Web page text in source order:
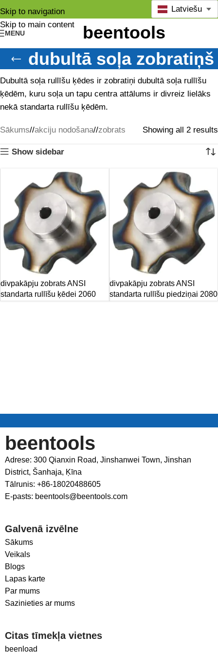
Skip to navigation
Skip to main content
MENU
Latviešu
dubultā soļa zobratiņš
Dubultā soļa rullīšu ķēdes ir zobratiņi dubultā soļa rullīšu
ķēdēm, kuru soļa un tapu centra attālums ir divreiz lielāks
nekā standarta rullīšu ķēdēm.
Sākums/ akciju nodošana/ zobrats Showing all 2 results
Show sidebar
divpakāpju zobrats ANSI
standarta rullīšu ķēdei 2060
divpakāpju zobrats ANSI
standarta rullīšu piedziņai 2080
beentools
Adrese: 300 Qianxin Road, Jinshanwei Town, Jinshan
District, Šanhaja, Ķīna
Tālrunis: +86-18020488605
E-pasts: beentools@beentools.com
Galvenā izvēlne
Sākums
Veikals
Blogs
Lapas karte
Par mums
Sazinieties ar mums
Citas tīmekļa vietnes
beenload